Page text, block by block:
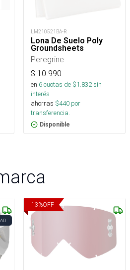
LM210521BA-R
Lona De Suelo Poly
Groundsheets
Peregrine
$ 10.990
en 6cuotas de $1.832sin
interés
ahorras $440 por
transferencia.
Disponible
13%OFF